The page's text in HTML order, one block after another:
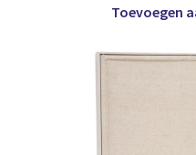
Toevoegen